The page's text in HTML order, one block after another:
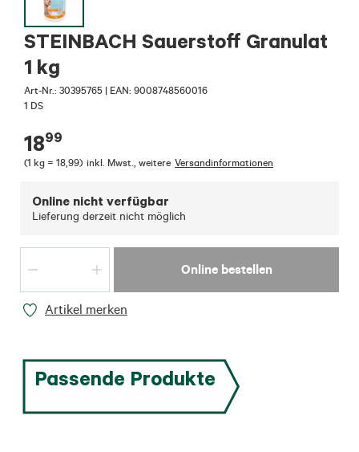
STEINBACH Sauerstoff Granulat
1 kg
Art-Nr.: 30395765 | EAN: 9008748560016
1 DS
1899
(1 kg = 18,99) inkl. Mwst. weitere Versandinformationen
Online nicht verfügbar
Lieferung derzeit nicht möglich
Online bestellen
Artikel merken
Passende Produkte